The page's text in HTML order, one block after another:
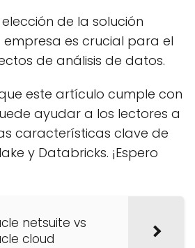
de la solución
es crucial para el
de análisis de datos.
este artículo cumple con
ayudar a los lectores a
características clave de
y Databricks. ¡Espero
netsuite vs
cloud